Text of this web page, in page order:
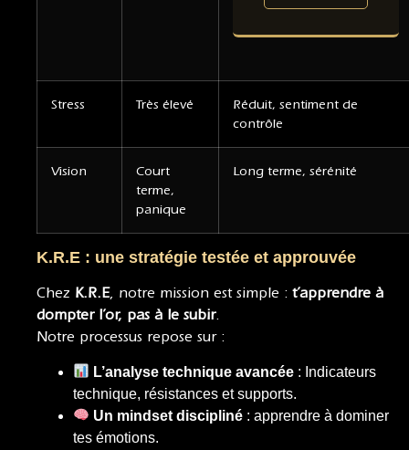
Stress Très élevé
Réduit, sentiment de
contrôle
Vision
Court
terme,
panique
Long terme, sérénité
K.R.E : une stratégie testée et approuvée
Chez K.R.E, notre mission est simple : t’apprendre à
dompter l’or, pas à le subir.
Notre processus repose sur :
L’analyse technique avancée : Indicateurs
technique, résistances et supports.
Un mindset discipliné : apprendre à dominer
tes émotions.